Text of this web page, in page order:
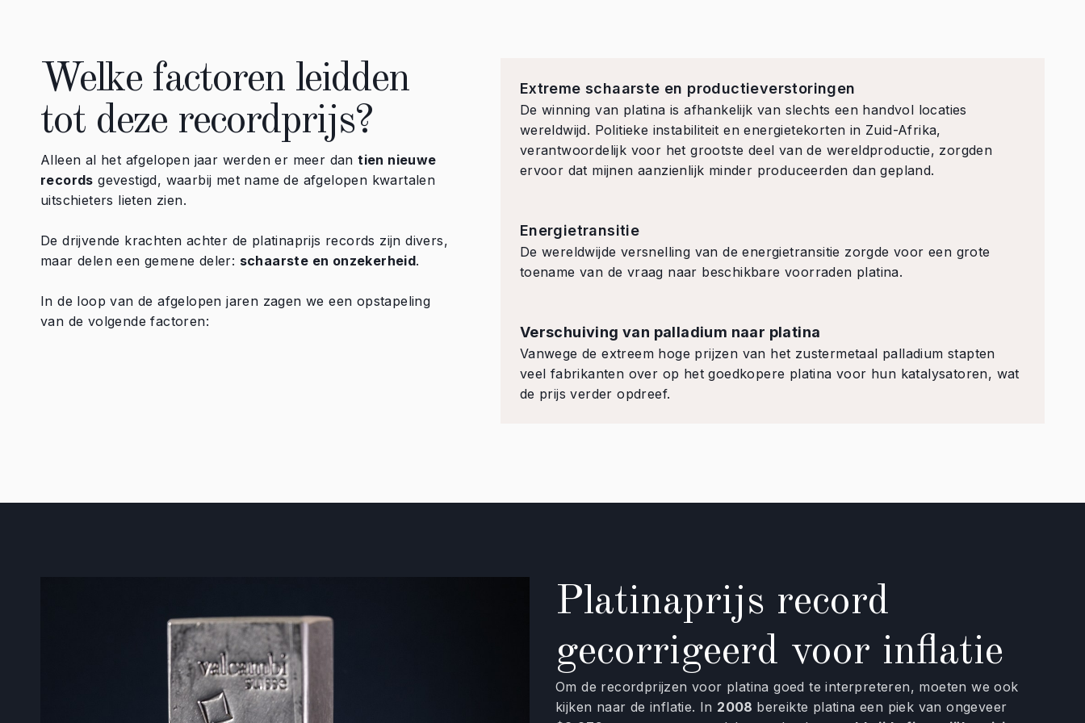
Welke factoren leidden
tot deze recordprijs?
Alleen al het afgelopen jaar werden er meer dantien nieuwe
records gevestigd, waarbij met name de afgelopen kwartalen
uitschieters lieten zien.
De drijvende krachten achter de platinaprijs records zijn divers,
maar delen een gemene deler: schaarste en onzekerheid.
In de loop van de afgelopen jaren zagen we een opstapeling
van de volgende factoren:
Extreme schaarste en productieverstoringen
De winning van platina is afhankelijk van slechts een handvol locaties
wereldwijd. Politieke instabiliteit en energietekorten in Zuid-Afrika,
verantwoordelijk voor het grootste deel van de wereldproductie, zorgden
ervoor dat mijnen aanzienlijk minder produceerden dan gepland.
Energietransitie
De wereldwijde versnelling van de energietransitie zorgde voor een grote
toename van de vraag naar beschikbare voorraden platina.
Verschuiving van palladium naar platina
Vanwege de extreem hoge prijzen van het zustermetaal palladium stapten
veel fabrikanten over op het goedkopere platina voor hun katalysatoren, wat
de prijs verder opdreef.
Platinaprijs record
gecorrigeerd voor inflatie
Om de recordprijzen voor platina goed te interpreteren, moeten we ook
kijken naar de inflatie. In 2008 bereikte platina een piek van ongeveer